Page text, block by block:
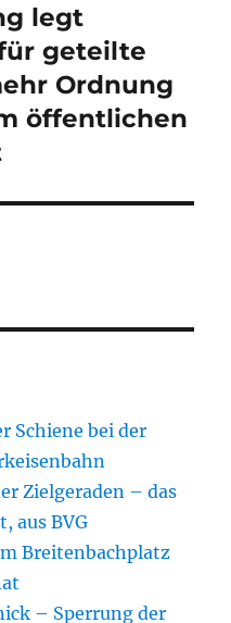
legt
geteilte
Ordnung
öffentlichen
Schiene bei der
Zielgeraden – das
aus BVG
Breitenbachplatz
– Sperrung der